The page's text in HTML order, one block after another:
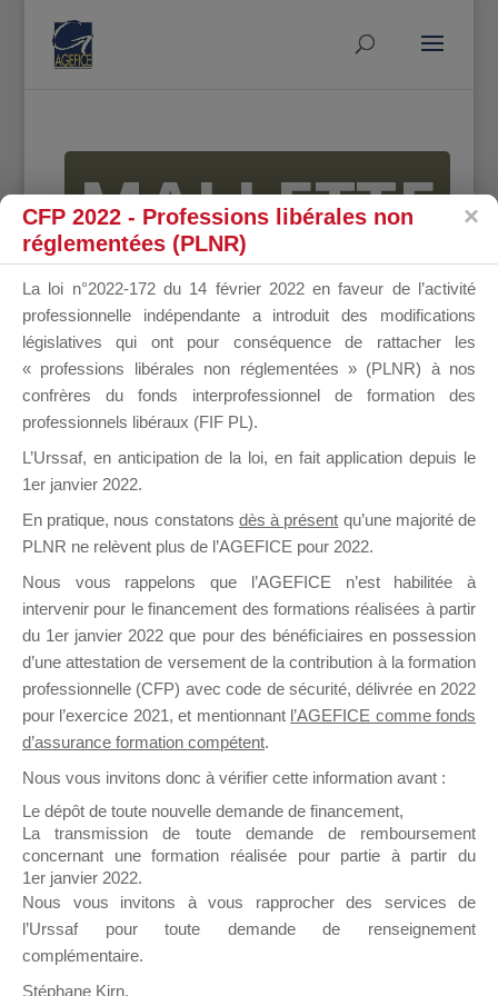
MALLETTE
DU
DIRIGEANT
il y a un mois
Ce groupe est destiné aux Organismes de
Formation qui souhaitent répondre à l’Appel à
Propositions Mallette du Dirigeant.
Ce groupe propose un forum dédié au support
sur lequel il est possible de laisser un message
ou poser une question.
NB : Il est nécessaire d’être
pouvoir rejoindre ce groupe
CFP 2022 - Professions libérales non
réglementées (PLNR)
La loi n°2022-172 du 14 février 2022 en faveur de l’activité
professionnelle indépendante a introduit des modifications
législatives qui ont pour conséquence de rattacher les
« professions libérales non réglementées » (PLNR) à nos
confrères du fonds interprofessionnel de formation des
professionnels libéraux (FIF PL).
L’Urssaf, en anticipation de la loi, en fait application depuis le
1er janvier 2022.
En pratique, nous constatons dès à présent qu’une majorité de
PLNR ne relèvent plus de l’AGEFICE pour 2022.
Nous vous rappelons que l’AGEFICE n’est habilitée à
intervenir pour le financement des formations réalisées à partir
du 1er janvier 2022 que pour des bénéficiaires en possession
d’une attestation de versement de la contribution à la formation
professionnelle (CFP) avec code de sécurité, délivrée en 2022
pour l’exercice 2021, et mentionnant l’AGEFICE comme fonds
d’assurance formation compétent.
Nous vous invitons donc à vérifier cette information avant :
Le dépôt de toute nouvelle demande de financement,
La transmission de toute demande de remboursement
concernant une formation réalisée pour partie à partir du
1er janvier 2022.
Nous vous invitons à vous rapprocher des services de
l’Urssaf pour toute demande de renseignement
complémentaire.
Stéphane Kirn,